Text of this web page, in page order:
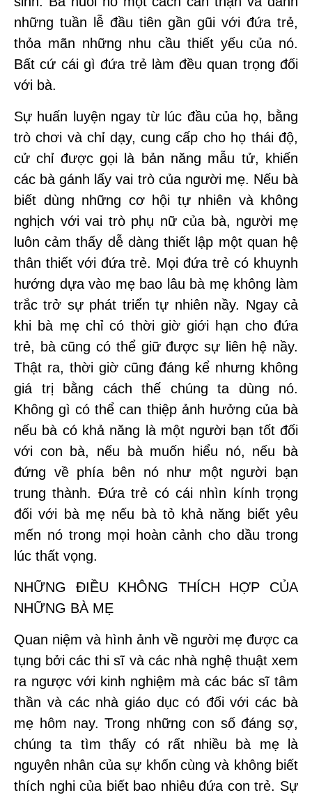
những tuần lễ đầu tiên gần gũi với đứa trẻ,
thỏa mãn những nhu cầu thiết yếu của nó.
Bất cứ cái gì đứa trẻ làm đều quan trọng đối
với bà.
Sự huấn luyện ngay từ lúc đầu của họ, bằng
trò chơi và chỉ dạy, cung cấp cho họ thái độ,
cử chỉ được gọi là bản năng mẫu tử, khiến
các bà gánh lấy vai trò của người mẹ. Nếu bà
biết dùng những cơ hội tự nhiên và không
nghịch với vai trò phụ nữ của bà, người mẹ
luôn cảm thấy dễ dàng thiết lập một quan hệ
thân thiết với đứa trẻ. Mọi đứa trẻ có khuynh
hướng dựa vào mẹ bao lâu bà mẹ không làm
trắc trở sự phát triển tự nhiên nầy. Ngay cả
khi bà mẹ chỉ có thời giờ giới hạn cho đứa
trẻ, bà cũng có thể giữ được sự liên hệ nầy.
Thật ra, thời giờ cũng đáng kể nhưng không
giá trị bằng cách thế chúng ta dùng nó.
Không gì có thể can thiệp ảnh hưởng của bà
nếu bà có khả năng là một người bạn tốt đối
với con bà, nếu bà muốn hiểu nó, nếu bà
đứng về phía bên nó như một người bạn
trung thành. Đứa trẻ có cái nhìn kính trọng
đối với bà mẹ nếu bà tỏ khả năng biết yêu
mến nó trong mọi hoàn cảnh cho dầu trong
lúc thất vọng.
NHỮNG ĐIỀU KHÔNG THÍCH HỢP CỦA
NHỮNG BÀ MẸ
Quan niệm và hình ảnh về người mẹ được ca
tụng bởi các thi sĩ và các nhà nghệ thuật xem
ra ngược với kinh nghiệm mà các bác sĩ tâm
thần và các nhà giáo dục có đối với các bà
mẹ hôm nay. Trong những con số đáng sợ,
chúng ta tìm thấy có rất nhiều bà mẹ là
nguyên nhân của sự khốn cùng và không biết
thích nghi của biết bao nhiêu đứa con trẻ. Sự